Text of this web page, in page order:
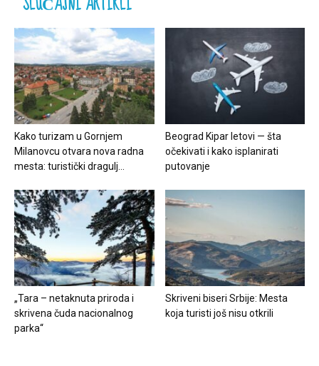
Kako turizam u Gornjem
Milanovcu otvara nova radna
mesta: turistički dragulj...
Beograd Kipar letovi — šta
očekivati i kako isplanirati
putovanje
„Tara – netaknuta priroda i
skrivena čuda nacionalnog
parka“
Skriveni biseri Srbije: Mesta
koja turisti još nisu otkrili